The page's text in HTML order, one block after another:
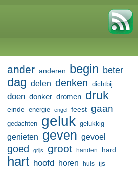
ander anderen begin beter
dag delen denken dichtbij
doen donker dromen druk
einde energie engel feest gaan
gedachten geluk gelukkig
genieten geven gevoel
goed grijs groot handen hard
hart hoofd horen huis ijs